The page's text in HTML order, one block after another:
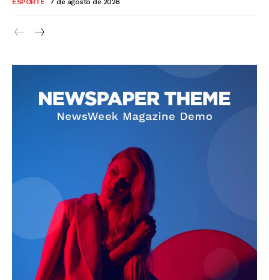
ESPORTE 7 de agosto de 2026